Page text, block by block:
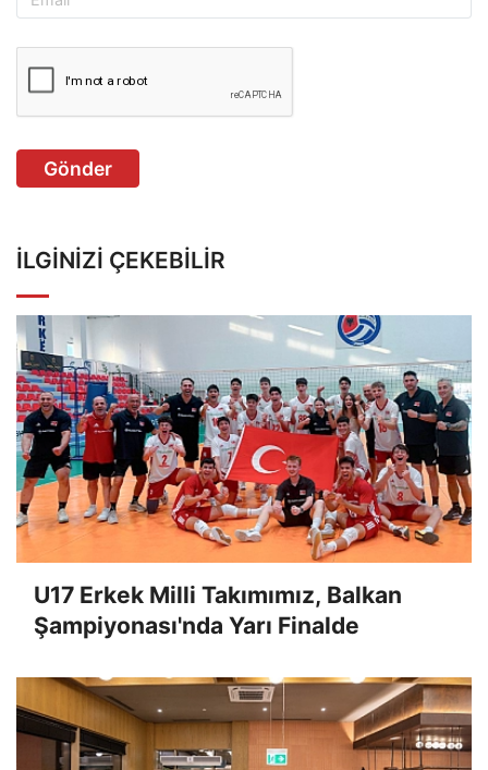
Gönder
İLGINIZI ÇEKEBILIR
U17 Erkek Milli Takımımız, Balkan
Şampiyonası'nda Yarı Finalde